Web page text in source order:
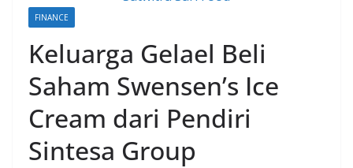
FINANCE
Keluarga Gelael Beli
Saham Swensen’s Ice
Cream dari Pendiri
Sintesa Group